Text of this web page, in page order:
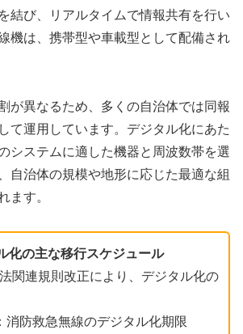
結び、リアルタイムで情報共有を行い
機は、携帯型や車載型として配備され
が異なるため、多くの自治体では同報
て運用しています。デジタル化にあた
システムに適した機器と周波数帯を選
自治体の規模や地形に応じた最適な組
ます。
化の主な移行スケジュール
関連規則改正により、デジタル化の
消防救急無線のデジタル化期限